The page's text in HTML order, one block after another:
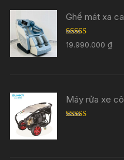
Ghế mát xa
Rated5.00
out of 5
19.990.000₫
Máy rửa xe